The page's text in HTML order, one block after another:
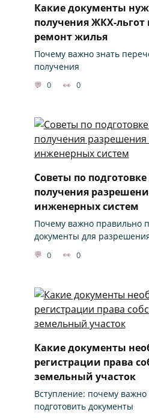
Какие документы
получения ЖКХ-льгот
ремонт жилья
Почему важно знать
получения
0 0
Советы по
получения
инженерных систем
Почему важно правильно
документы для
0 0
Какие документы
регистрации права
земельный участок
Вступление: почему
подготовить документы